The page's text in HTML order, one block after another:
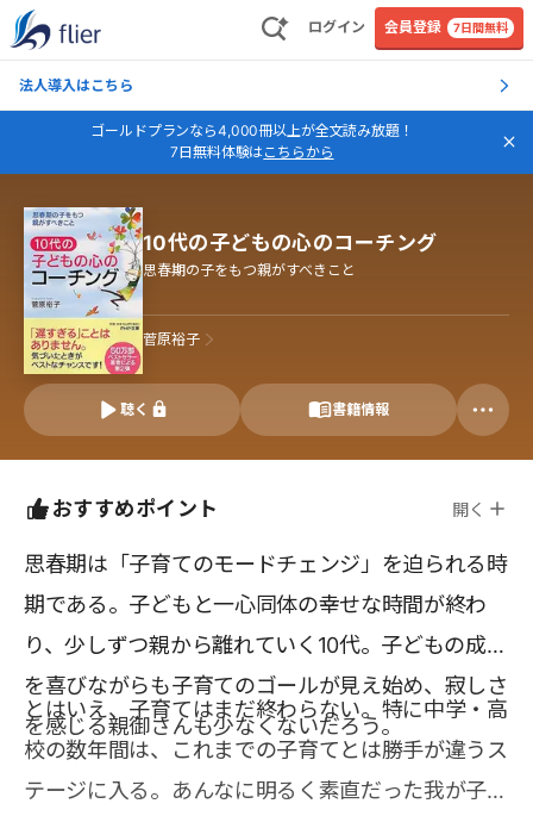
ログイン 会員登録 7日間無料
法人導入はこちら
ゴールドプランなら4,000冊以上が全文読み放題！
7日無料体験はこちらから
10代の子どもの心のコーチング
思春期の子をもつ親がすべきこと
菅原裕子
聴く 書籍情報
おすすめポイント 開く
思春期は「子育てのモードチェンジ」を迫られる時
期である。子どもと一心同体の幸せな時間が終わ
り、少しずつ親から離れていく10代。子どもの成長
を喜びながらも子育てのゴールが見え始め、寂しさ
を感じる親御さんも少なくないだろう。
とはいえ、子育てはまだ終わらない。特に中学・高
校の数年間は、これまでの子育てとは勝手が違うス
テージに入る。あんなに明るく素直だった我が子